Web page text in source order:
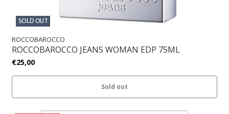
SOLD OUT
ROCCOBAROCCO
ROCCOBAROCCO JEANS WOMAN EDP 75ML
€25,00
Sold out